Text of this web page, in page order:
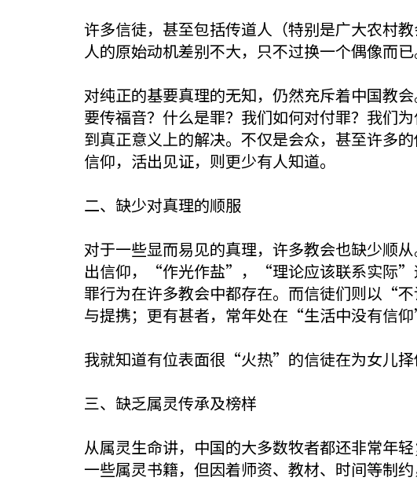
许多信徒，甚至包括传道人（特别是广大农村
人的原始动机差别不大，只不过换一个偶像而
对纯正的基要真理的无知，仍然充斥着中国教
要传福音？什么是罪？我们如何对付罪？我们
到真正意义上的解决。不仅是会众，甚至许多
信仰，活出见证，则更少有人知道。
二、缺少对真理的顺服
对于一些显而易见的真理，许多教会也缺少顺
出信仰，“作光作盐”，“理论应该联系实际”
罪行为在许多教会中都存在。而信徒们则以“
与提携；更有甚者，常年处在“生活中没有信仰
我就知道有位表面很“火热”的信徒在为女儿
三、缺乏属灵传承及榜样
从属灵生命讲，中国的大多数牧者都还非常年
一些属灵书籍，但因着师资、教材、时间等制